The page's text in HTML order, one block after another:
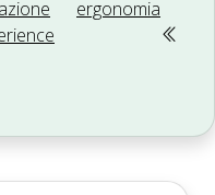
ergonomia